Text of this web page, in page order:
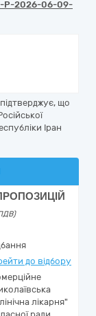
P-2026-06-09-
що
Іран
до відбору
лікарня"